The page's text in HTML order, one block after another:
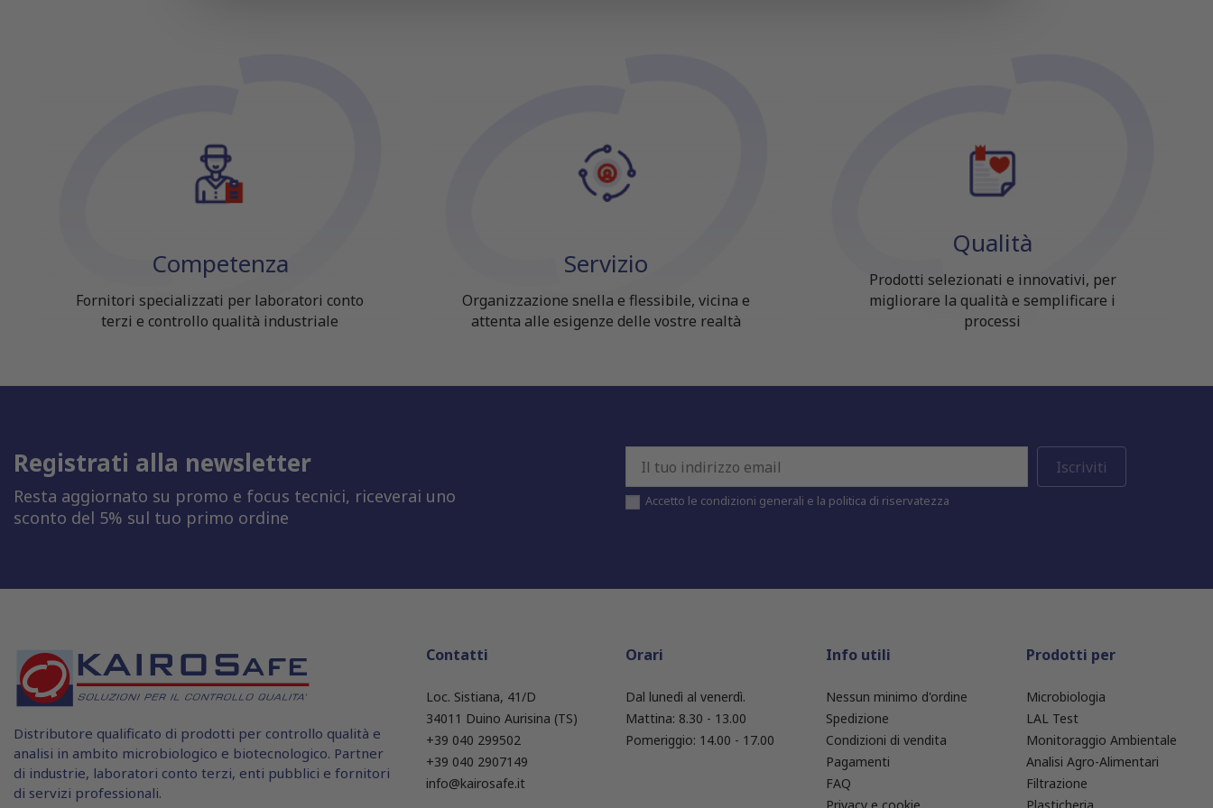
Competenza
Fornitori specializzati per laboratori conto
terzi e controllo qualità industriale
Servizio
Organizzazione snella e flessibile, vicina e
attenta alle esigenze delle vostre realtà
Qualità
Prodotti selezionati e innovativi, per
migliorare la qualità e semplificare i
processi
Registrati alla newsletter
Resta aggiornato su promo e focus tecnici, riceverai uno
sconto del 5% sul tuo primo ordine
Accetto le condizioni generali e la politica di riservatezza
Distributore qualificato di prodotti per controllo qualità e
analisi in ambito microbiologico e biotecnologico. Partner
di industrie, laboratori conto terzi, enti pubblici e fornitori
di servizi professionali.
Contatti
Loc. Sistiana, 41/D
34011 Duino Aurisina (TS)
+39 040 299502
+39 040 2907149
info@kairosafe.it
Orari
Dal lunedì al venerdì.
Mattina: 8.30 - 13.00
Pomeriggio: 14.00 - 17.00
Info utili
Nessun minimo d'ordine
Spedizione
Condizioni di vendita
Pagamenti
FAQ
Prodotti per
Microbiologia
LAL Test
Monitoraggio Ambientale
Analisi Agro-Alimentari
Filtrazione